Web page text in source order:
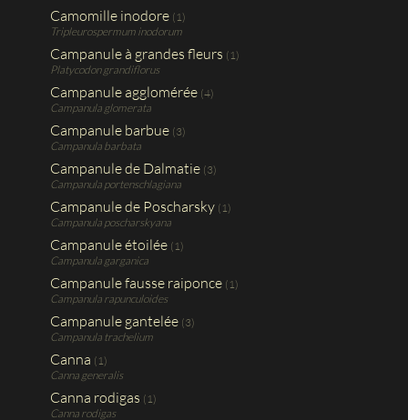
Camomille inodore (1)
Tripleurospermum inodorum
Campanule à grandes fleurs (1)
Platycodon grandiflorus
Campanule agglomérée (4)
Campanula glomerata
Campanule barbue (3)
Campanula barbata
Campanule de Dalmatie (3)
Campanula portenschlagiana
Campanule de Poscharsky (1)
Campanula poscharskyana
Campanule étoilée (1)
Campanula garganica
Campanule fausse raiponce (1)
Campanula rapunculoides
Campanule gantelée (3)
Campanula trachelium
Canna (1)
Canna generalis
Canna rodigas (1)
Canna rodigas